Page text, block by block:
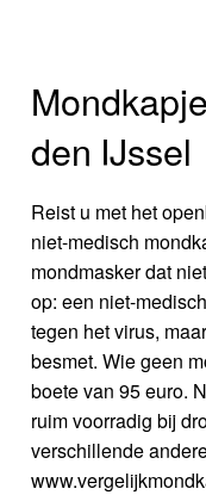
den IJssel
Reist u met het
niet-medisch
mondmasker dat
op: een niet-
tegen het virus,
besmet. Wie geen
boete van 95 euro.
ruim voorradig bij
verschillende